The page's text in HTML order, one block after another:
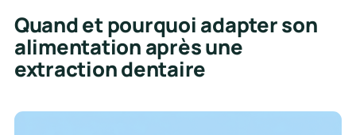
Quand et pourquoi adapter son
alimentation après une
extraction dentaire